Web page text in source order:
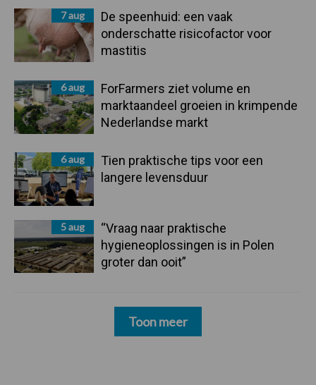
7 aug
De speenhuid: een vaak
onderschatte risicofactor voor
mastitis
6 aug
ForFarmers ziet volume en
marktaandeel groeien in krimpende
Nederlandse markt
6 aug
Tien praktische tips voor een
langere levensduur
5 aug
“Vraag naar praktische
hygieneoplossingen is in Polen
groter dan ooit”
Toon meer